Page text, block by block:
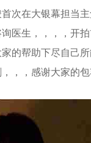
银幕担当主角
医生，，，
的帮助下尽自己所能完
，感谢大家的包容